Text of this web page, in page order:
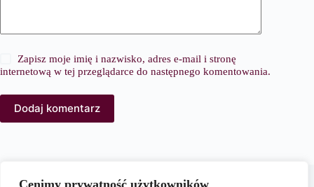
Cenimy prywatność użytkowników
Zapisz moje imię i nazwisko, adres e-mail i stronę
internetową w tej przeglądarce do następnego komentowania.
Dodaj komentarz